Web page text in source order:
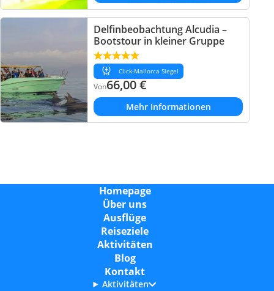
Delfinbeobachtung Alcudia –
Bootstour in kleiner Gruppe
Click-Mallorca Siegel
Von66,00€
Mehr Informationen
Homepage
Über uns
Ausflüge
Reiseziele
Aktivitäten
Blog
Kontakt
Aktivitäten